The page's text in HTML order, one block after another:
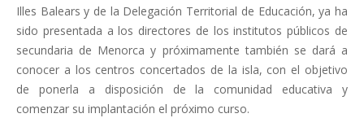
Illes Balears y de la Delegación Territorial de Educación, ya ha
sido presentada a los directores de los institutos públicos de
secundaria de Menorca y próximamente también se dará a
conocer a los centros concertados de la isla, con el objetivo
de ponerla a disposición de la comunidad educativa y
comenzar su implantación el próximo curso.